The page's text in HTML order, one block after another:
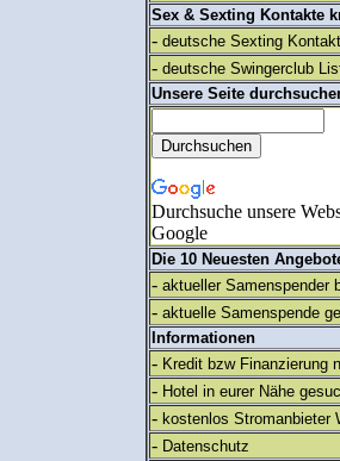
Sex & Sexting Kontakte
- deutsche Sexting
- deutsche Swingerclub
Unsere Seite
Durchsuche unsere
Google
Die 10 Neuesten
- aktueller Samenspender
- aktuelle Samenspende
Informationen
- Kredit bzw Finanzierung
- Hotel in eurer Nähe
- kostenlos Stromanbieter
- Datenschutz